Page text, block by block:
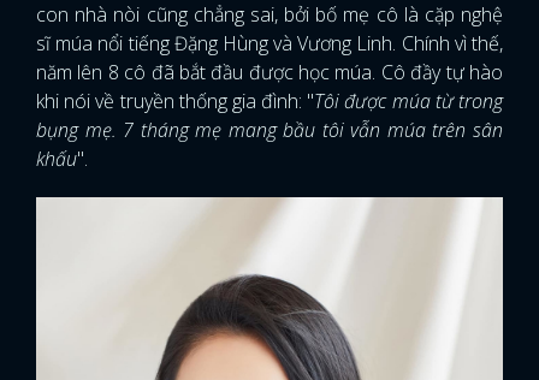
con nhà nòi cũng chẳng sai, bởi bố mẹ cô là cặp nghệ
sĩ múa nổi tiếng Đặng Hùng và Vương Linh. Chính vì thế,
năm lên 8 cô đã bắt đầu được học múa. Cô đầy tự hào
khi nói về truyền thống gia đình: "Tôi được múa từ trong
bụng mẹ. 7 tháng mẹ mang bầu tôi vẫn múa trên sân
khấu".